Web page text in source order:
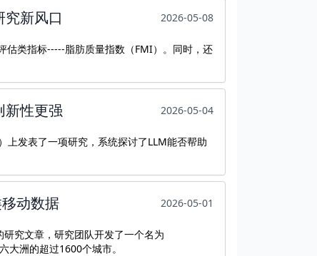
新风口
2026-05-08
估类指标-----脂肪质量指数（FMI）。同时，还
新性更强
2026-05-04
发表了一项研究，系统探讨了LLM能否帮助
动数据
2026-05-01
究文章，研究团队开发了一个名为
洲的超过1600个城市。